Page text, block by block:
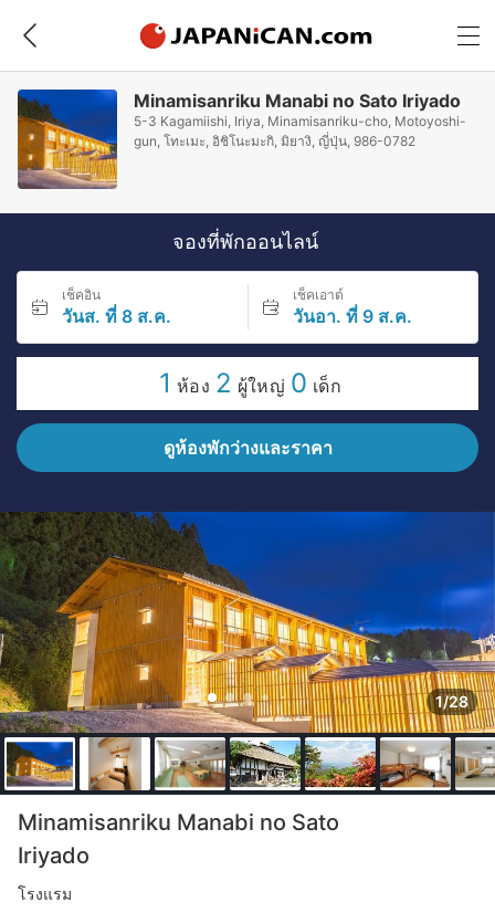
Minamisanriku Manabi no Sato Iriyado
5-3 Kagamiishi, Iriya, Minamisanriku-cho, Motoyoshi-
gun, โทะเมะ, อิชิโนะมะกิ, มิยางิ, ญี่ปุ่น, 986-0782
จองที่พักออนไลน์
เช็คอิน
วันส. ที่ 8 ส.ค.
เช็คเอาต์
วันอา. ที่ 9 ส.ค.
1 ห้อง 2 ผู้ใหญ่ 0 เด็ก
ดูห้องพักว่างและราคา
1/28
Minamisanriku Manabi no Sato
Iriyado
โรงแรม